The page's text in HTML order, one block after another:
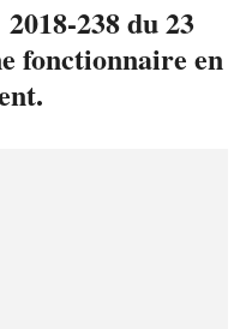
238 du 23
fonctionnaire en